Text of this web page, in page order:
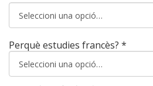
Perquè estudies francès? *